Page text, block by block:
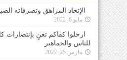
الإتحاد المراهق وتصرفاته
مايو 6, 2022
ارحلوا كفاكم تغنٍ بإنتصارات
للناس والجماهير
مارس 25, 2022